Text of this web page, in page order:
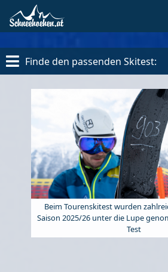
Beim Tourenskitest wurden
Saison 2025/26 unter die Lupe
Test
Finde den passenden Skitest: